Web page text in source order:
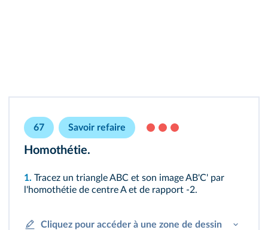
67 Savoir refaire
Homothétie.
1. Tracez un triangle ABC et son image AB'C' par
l'homothétie de centre A et de rapport -2.
Cliquez pour accéder à une zone de dessin